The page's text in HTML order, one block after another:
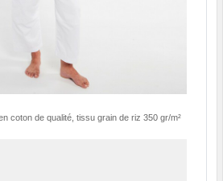
coton de qualité, tissu grain de riz 350 gr/m²